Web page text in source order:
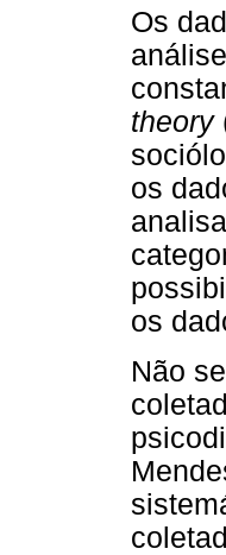
Os
theory
os
os
Não